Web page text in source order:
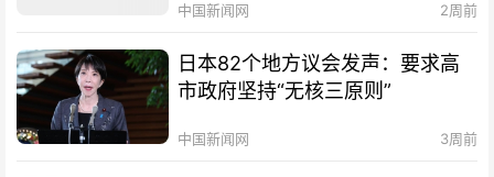
中国新闻网 2周前
日本82个地方议会发声：要求高
市政府坚持“无核三原则”
中国新闻网 3周前